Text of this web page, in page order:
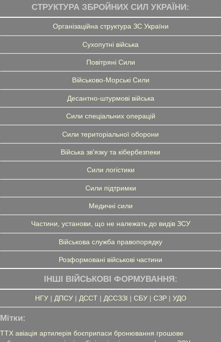
СТРУКТУРА ЗБРОЙНИХ СИЛ УКРАЇНИ:
Організаційна структура ЗС України
Сухопутні війська
Повітряні Сили
Військово-Морські Сили
Десантно-штурмові війська
Сили спеціальних операцій
Сили територіальної оборони
Війська зв'язку та кібербезпеки
Сили логістики
Сили підтримки
Медичні сили
Частини, установи, що не належать до видів ЗСУ
Військова служба правопорядку
Розформовані військові частини
ІНШІ ВІЙСЬКОВІ ФОРМУВАННЯ:
НГУ| ДПСУ| ДССТ| ДССЗЗІ | СБУ| СЗР| УДО
Мітки:
ТТХ авіація артилерія боєприпаси бронювання грошове